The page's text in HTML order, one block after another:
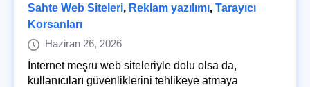
Sahte Web Siteleri, Reklam yazılımı, Tarayıcı
Korsanları
Haziran 26, 2026
İnternet meşru web siteleriyle dolu olsa da,
kullanıcıları güvenliklerini tehlikeye atmaya